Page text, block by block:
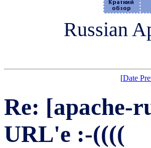
Russian
[Date
Re: [apache-
URL'e :-((((